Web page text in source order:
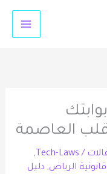
قلب العاصمة
/
Tech-Laws
,
الرياض, دليل